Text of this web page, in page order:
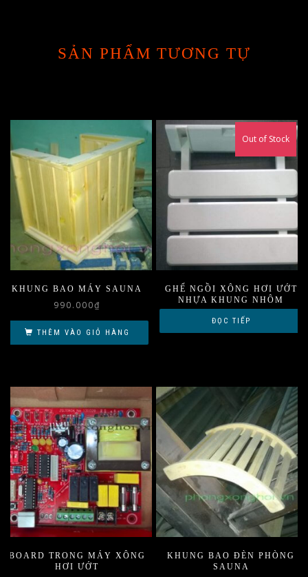
SẢN PHẨM TƯƠNG TỰ
KHUNG BAO MÁY SAUNA
990.000₫
THÊM VÀO GIỎ HÀNG
GHẾ NGỒI XÔNG HƠI ƯỚT
NHỰA KHUNG NHÔM
Out of Stock
ĐỌC TIẾP
BOARD TRONG MÁY XÔNG
HƠI ƯỚT
KHUNG BAO ĐÈN PHÒNG
SAUNA